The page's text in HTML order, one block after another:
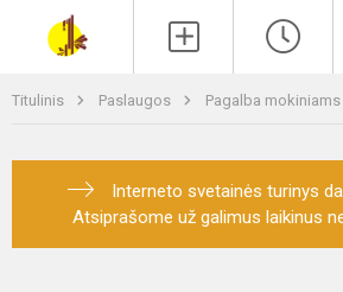
Titulinis Paslaugos Pagalba
Interneto svetainės turinys
Atsiprašome už galimus laikinus